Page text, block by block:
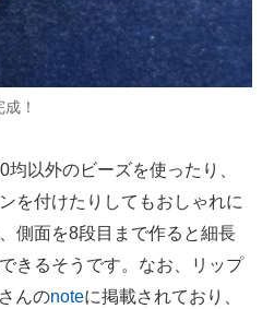
！
以外のビーズを使ったり、
を付けたりしてもおしゃれに
側面を8段目まで作ると細長
きるそうです。なお、リップ
んのnoteに掲載されており、